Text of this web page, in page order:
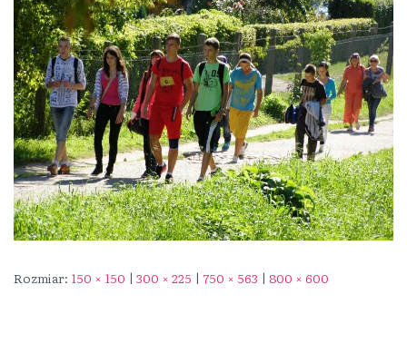
Rozmiar: 150 × 150 | 300 × 225 | 750 × 563 | 800 × 600